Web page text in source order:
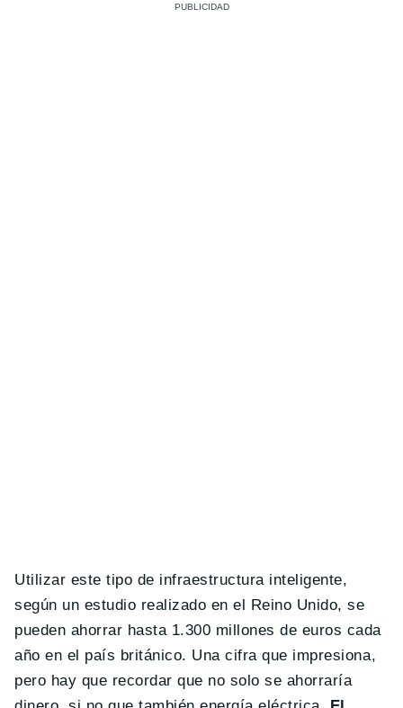
Utilizar este tipo de infraestructura inteligente,
según un estudio realizado en el Reino Unido, se
pueden ahorrar hasta 1.300 millones de euros cada
año en el país británico. Una cifra que impresiona,
pero hay que recordar que no solo se ahorraría